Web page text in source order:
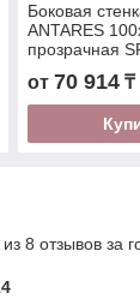
Боковая
ANTARES
прозрачная
от 70 914₸
8 отзывов за